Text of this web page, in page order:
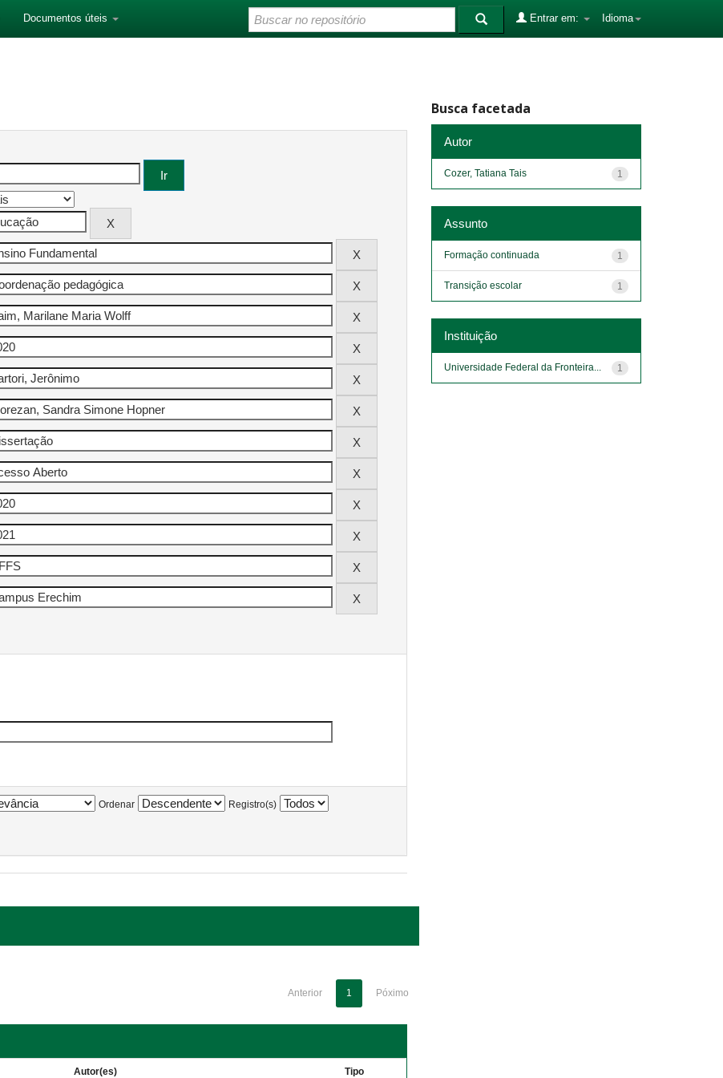
Documentos úteis Idioma
Entrar em:
Ordenar Registro(s)
Anterior 1 Póximo
Autor(es) Tipo
Busca facetada
Autor
1
Cozer, Tatiana Tais
Assunto
1
Formação continuada
1
Transição escolar
Instituição
1
Universidade Federal da Fronteira...